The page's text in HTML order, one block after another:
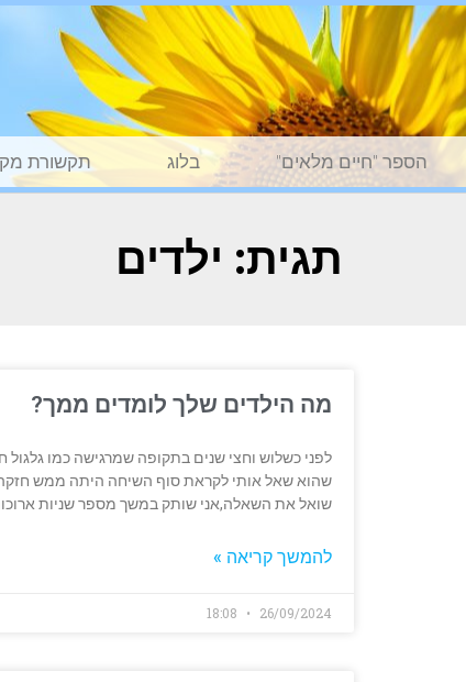
הספר "חיים מלאים" בלוג תקשורת
תגית: ילדים
מה הילדים שלך לומדים ממך?
לפני כשלוש וחצי שנים בתקופה שמרגישה כמו
שואל את השאלה,אני שותק במשך מספר שניות
להמשך קריאה »
26/09/2024